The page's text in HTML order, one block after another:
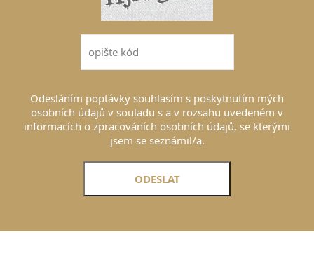
Odesláním poptávky souhlasím s poskytnutím mých
osobních údajů v souladu s a v rozsahu uvedeném v
informacích o zpracováních osobních údajů, se kterými
jsem se seznámil/a.